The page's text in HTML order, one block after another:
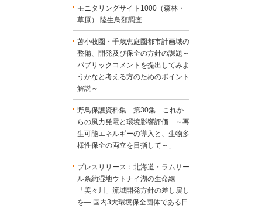
モニタリングサイト1000（森林・
草原） 陸生鳥類調査
苫小牧圏・千歳恵庭圏都市計画域の
整備、開発及び保全の方針の課題～
パブリックコメントを提出してみよ
うかなと考える方のためのポイント
解説～
野鳥保護資料集 第30集「これか
らの風力発電と環境影響評価 ～再
生可能エネルギーの導入と、生物多
様性保全の両立を目指して～」
プレスリリース：北海道・ラムサー
ル条約湿地ウトナイ湖の生命線
「美々川」流域開発方針の差し戻し
を― 国内3大環境保全団体である日